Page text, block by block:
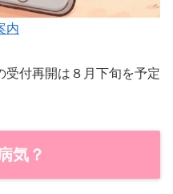
内
受付再開は８月下旬を予定
気？